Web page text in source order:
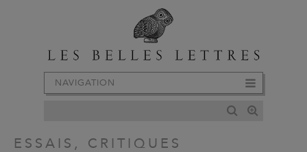
NAVIGATION
ESSAIS, CRITIQUES